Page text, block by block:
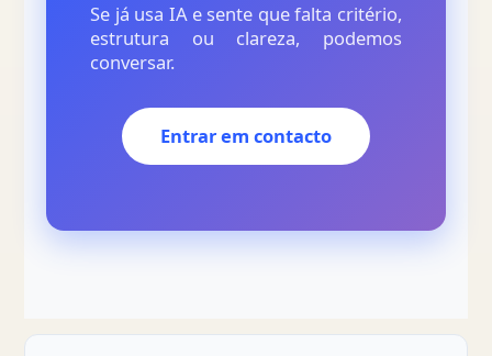
Se já usa IA e sente que falta critério,
estrutura ou clareza, podemos
conversar.
Entrar em contacto